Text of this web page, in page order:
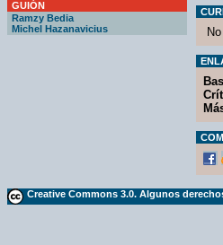
GUIÓN
Ramzy Bedia
Michel Hazanavicius
Creative Commons 3.0. Algunos